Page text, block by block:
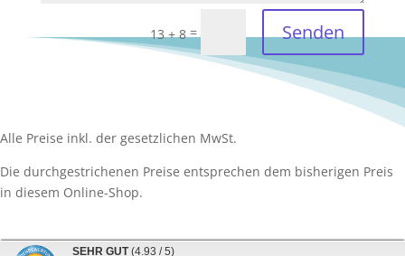
13 + 8 = Senden
Alle Preise inkl. der gesetzlichen MwSt.
Die durchgestrichenen Preise entsprechen dem bisherigen Preis
in diesem Online-Shop.
SEHR GUT (4.93 / 5)